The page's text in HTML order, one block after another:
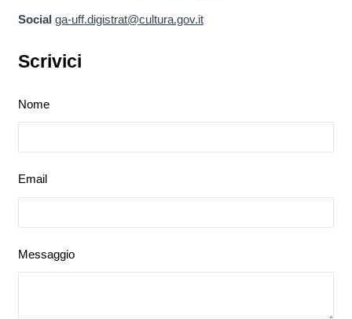
Social ga-uff.digistrat@cultura.gov.it
Scrivici
Nome
Email
Messaggio